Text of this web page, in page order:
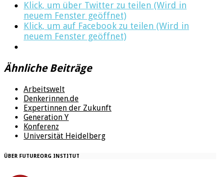
Klick, um über Twitter zu teilen (Wird in
neuem Fenster geöffnet)
Klick, um auf Facebook zu teilen (Wird in
neuem Fenster geöffnet)
Ähnliche Beiträge
Arbeitswelt
Denkerinnen.de
Expertinnen der Zukunft
Generation Y
Konferenz
Universität Heidelberg
ÜBER FUTUREORG INSTITUT